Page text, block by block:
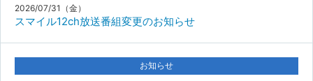
2026/07/31（金）
スマイル12ch放送番組変更のお知らせ
お知らせ